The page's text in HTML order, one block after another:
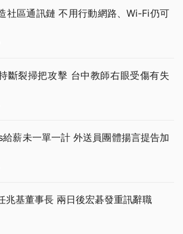
社區通訊鏈 不用行動網路、Wi-Fi仍可
斷裂掃把攻擊 台中教師右眼受傷有失
薪未一單一計 外送員團體揚言提告加
兆基董事長 兩日後宏碁發重訊辭職